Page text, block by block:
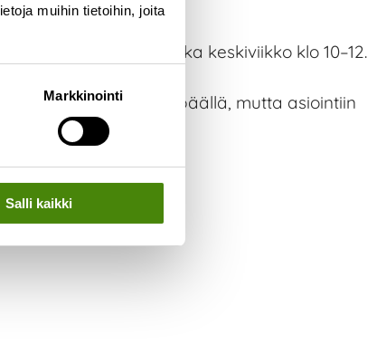
muihin tietoihin, joita
Markkinointi
Salli kaikki
on ollut paikalla joka keskiviikko klo 10–12.
ei ole paikan päällä, mutta asiointiin